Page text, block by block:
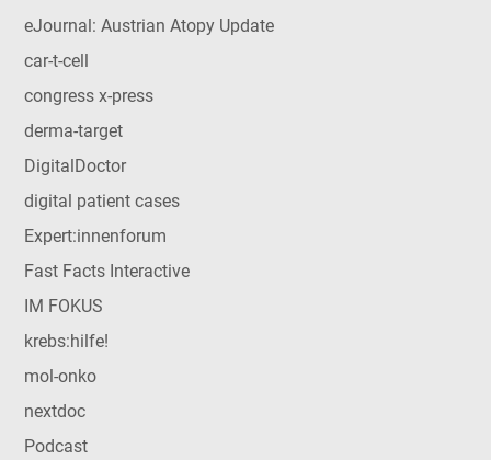
eJournal: Austrian Atopy Update
car-t-cell
congress x-press
derma-target
DigitalDoctor
digital patient cases
Expert:innenforum
Fast Facts Interactive
IM FOKUS
krebs:hilfe!
mol-onko
nextdoc
Podcast